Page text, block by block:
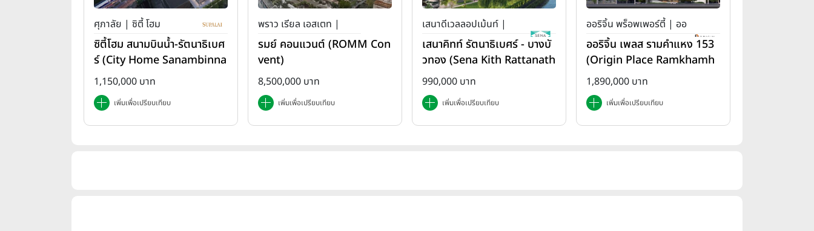
ศุภาลัย | ซิตี้ โฮม
ซิตี้โฮม สนามบินน้ำ-รัตนาธิเบศ
ร์ (City Home Sanambinna
m-Rattanathibet)
1,150,000 บาท
เพิ่มเพื่อเปรียบเทียบ
พราว เรียล เอสเตท |
รมย์ คอนแวนต์ (ROMM Con
vent)
8,500,000 บาท
เพิ่มเพื่อเปรียบเทียบ
เสนาดีเวลลอปเม้นท์ |
เสนา คิทท์
เสนาคิทท์ รัตนาธิเบศร์ - บางบั
วทอง (Sena Kith Rattanath
ibet - Bangbuathong)
990,000 บาท
เพิ่มเพื่อเปรียบเทียบ
ออริจิ้น พร็อพเพอร์ตี้ | ออ
ริจิ้น เพลส
ออริจิ้น เพลส รามคำแหง 153
(Origin Place Ramkhamh
aeng 153)
1,890,000 บาท
เพิ่มเพื่อเปรียบเทียบ